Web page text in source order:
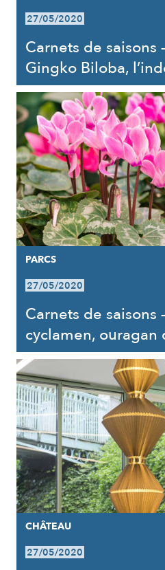
27/05/2020
Carnets de saisons
Gingko Biloba,
PARCS
27/05/2020
Carnets de saisons
cyclamen, ouragan
CHÂTEAU
27/05/2020